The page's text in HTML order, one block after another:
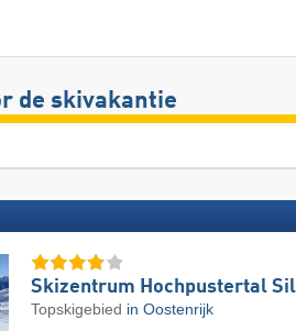
de skivakantie
Skizentrum Hochpustertal
Topskigebied in Oostenrijk